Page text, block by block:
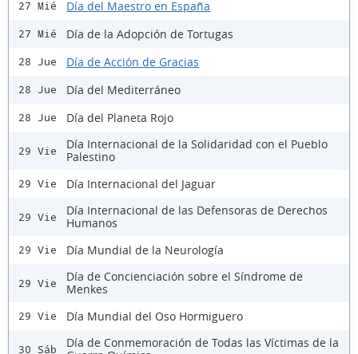
27 Mié Día del Maestro en España
27 Mié Día de la Adopción de Tortugas
28 Jue Día de Acción de Gracias
28 Jue Día del Mediterráneo
28 Jue Día del Planeta Rojo
29 Vie
Día Internacional de la Solidaridad con el Pueblo
Palestino
29 Vie Día Internacional del Jaguar
29 Vie
Día Internacional de las Defensoras de Derechos
Humanos
29 Vie Día Mundial de la Neurología
29 Vie
Día de Concienciación sobre el Síndrome de
Menkes
29 Vie Día Mundial del Oso Hormiguero
30 Sáb
Día de Conmemoración de Todas las Víctimas de la